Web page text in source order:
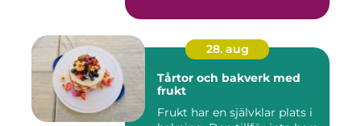
28. aug
Tårtor och bakverk med
frukt
Frukt har en självklar plats i